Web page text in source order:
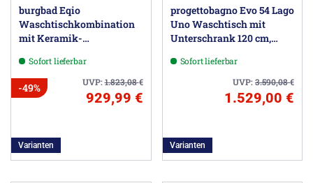
burgbad Eqio
Waschtischkombination
mit Keramik-
mit Griff G0146
Sofort lieferbar
UVP:1.823,08€
-49%
929,99 €
Varianten
progettobagno Evo 54 Lago
Uno Waschtisch mit
Unterschrank 120 cm,
Sofort lieferbar
UVP:3.590,08€
1.529,00 €
Varianten